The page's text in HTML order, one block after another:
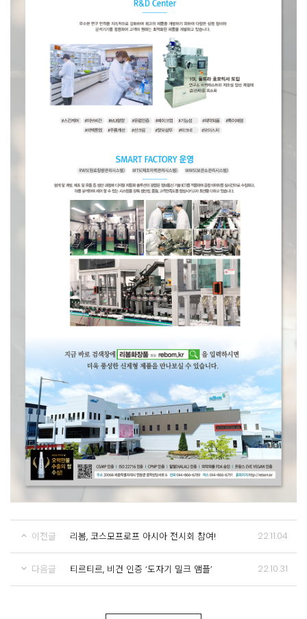
이전글 리봄, 코스모프로프 아시아 전시회 참여! 22.11.04
다음글 티르티르, 비건 인증 ‘도자기 밀크 앰플’ 22.10.31